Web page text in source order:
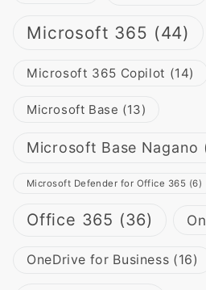
Microsoft 365 (44)
Microsoft 365 Copilot (14)
Microsoft Base (13)
Microsoft Base Nagano
Microsoft Defender for Office 365 (6)
Office 365 (36)
OneDrive for Business (16)